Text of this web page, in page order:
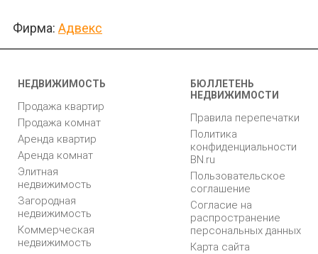
Фирма: Адвекс
НЕДВИЖИМОСТЬ
Продажа квартир
Продажа комнат
Аренда квартир
Аренда комнат
Элитная
недвижимость
Загородная
недвижимость
Коммерческая
недвижимость
БЮЛЛЕТЕНЬ
НЕДВИЖИМОСТИ
Правила перепечатки
Политика
конфиденциальности
BN.ru
Пользовательское
соглашение
Согласие на
распространение
персональных данных
Карта сайта